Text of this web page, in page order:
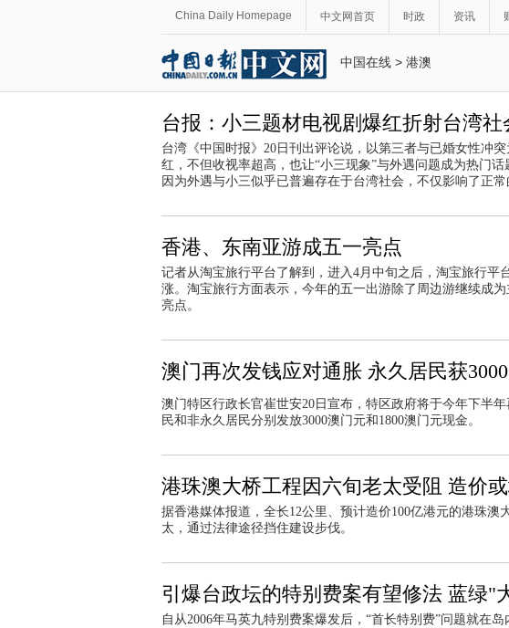
China Daily Homepage 中文网首页 时政 资讯
中国在线 > 港澳
台报：小三题材电视剧爆红折射台湾社
台湾《中国时报》20日刊出评论说，以第三者与已婚女性冲
红，不但收视率超高，也让“小三现象”与外遇问题成为热门
因为外遇与小三似乎已普遍存在于台湾社会，不仅影响了正
香港、东南亚游成五一亮点
记者从淘宝旅行平台了解到，进入4月中旬之后，淘宝旅行平
涨。淘宝旅行方面表示，今年的五一出游除了周边游继续成
亮点。
澳门再次发钱应对通胀 永久居民获3000
澳门特区行政长官崔世安20日宣布，特区政府将于今年下半
民和非永久居民分别发放3000澳门元和1800澳门元现金。
港珠澳大桥工程因六旬老太受阻 造价
据香港媒体报道，全长12公里、预计造价100亿港元的港珠澳
太，通过法律途径挡住建设步伐。
引爆台政坛的特别费案有望修法 蓝绿"
自从2006年马英九特别费案爆发后，“首长特别费”问题就在